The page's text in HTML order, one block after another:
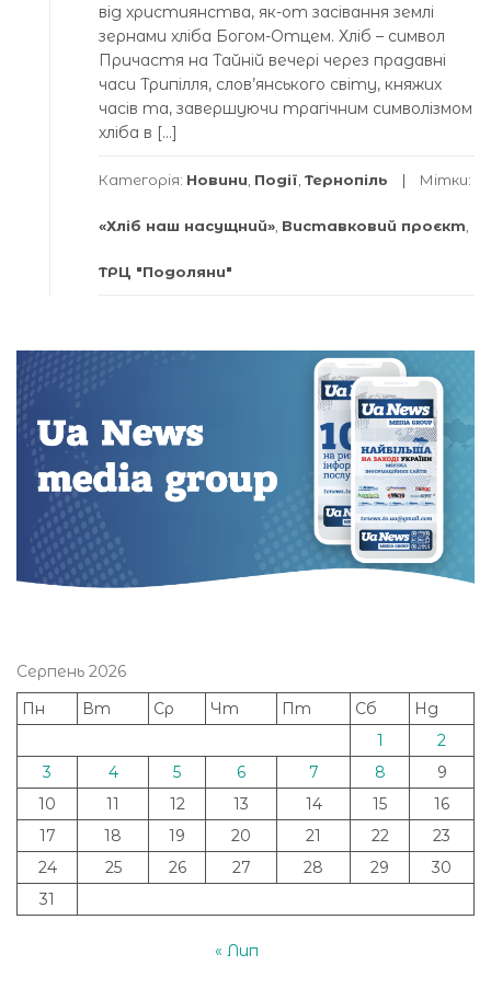
від християнства, як-от засівання землі
зернами хліба Богом-Отцем. Хліб – символ
Причастя на Тайній вечері через прадавні
часи Трипілля, слов’янського світу, княжих
часів та, завершуючи трагічним символізмом
хліба в […]
Категорія: Новини Події Тернопіль Мітки:
«Хліб наш насущний» Виставковий проєкт
ТРЦ "Подоляни"
Серпень 2026
Пн
Вт Ср Чт Пт Сб
Нд
1
2
3
4 5 6 7 8
9
10
11 12 13 14 15
16
17
18 19 20 21 22
23
24
25 26 27 28 29
30
31
« Лип